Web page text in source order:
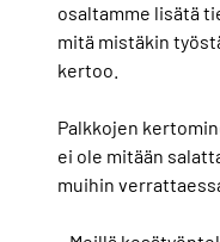
osaltamme lisätä
mitä mistäkin
kertoo.
Palkkojen
ei ole mitään
muihin